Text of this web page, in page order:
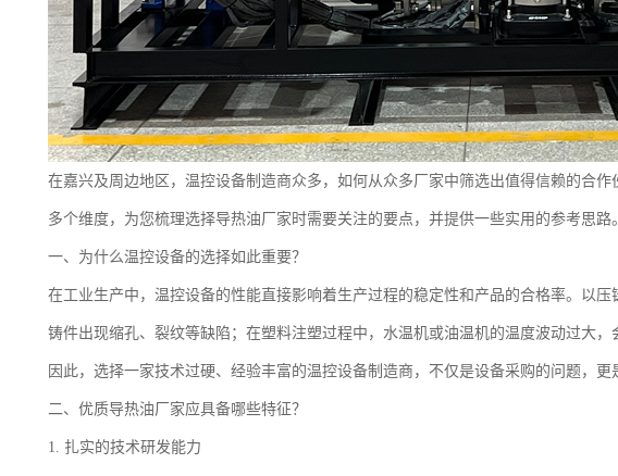
在嘉兴及周边地区，温控设备制造商众多，如何从众多厂家中筛选出值得信赖的合
多个维度，为您梳理选择导热油厂家时需要关注的要点，并提供一些实用的参考思路
一、为什么温控设备的选择如此重要？
在工业生产中，温控设备的性能直接影响着生产过程的稳定性和产品的合格率。以
铸件出现缩孔、裂纹等缺陷；在塑料注塑过程中，水温机或油温机的温度波动过大
因此，选择一家技术过硬、经验丰富的温控设备制造商，不仅是设备采购的问题，
二、优质导热油厂家应具备哪些特征？
1. 扎实的技术研发能力